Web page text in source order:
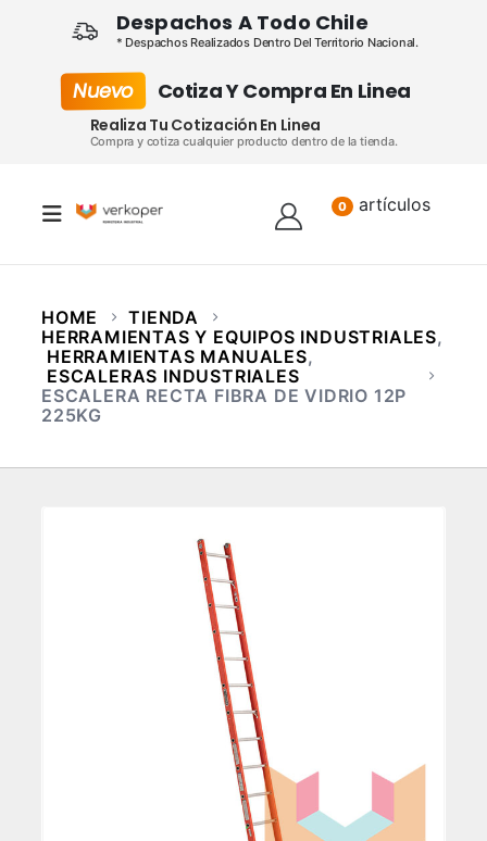
Despachos A Todo Chile
* Despachos Realizados Dentro Del Territorio Nacional.
Nuevo Cotiza Y Compra En Linea
Realiza Tu Cotización En Linea
Compra y cotiza cualquier producto dentro de la tienda.
0 artículos
HOME
TIENDA
HERRAMIENTAS Y EQUIPOS INDUSTRIALES,
HERRAMIENTAS MANUALES,
ESCALERAS INDUSTRIALES
ESCALERA RECTA FIBRA DE VIDRIO 12P
225KG